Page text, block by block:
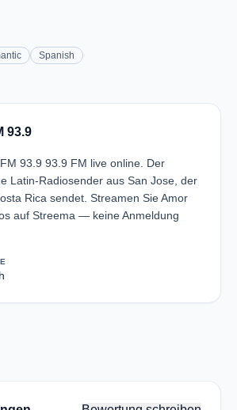
Spanish
93.9
93.9 93.9 FM live online. Der
Latin-Radiosender aus San Jose, der
Rica sendet. Streamen Sie Amor
auf Streema — keine Anmeldung